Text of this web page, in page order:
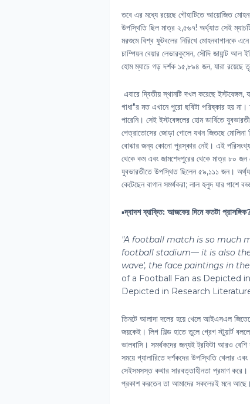
তবে এর মধ্যে রয়েছে গৌহাটিতে আয়োজিত
উপস্থিতি ছিল মাত্র ২,৫৬৭! অর্থ্যাত সেই
মরশুমে বিশ্ব ফুটবলের নিরিখে মোহনবাগানকে
চাম্পিয়ন বেয়ার লেভারকুসেন, সৌদি জায়ান্ট
হোম ম্যাচে গড় দর্শক ১৫,৮৯৪ জন, যারা রয়েছে
এবারে দ্বিতীয় স্থানটি দখল করেছে
গাধা"র মত এখানে পুরো ছবিটা পরিষ্কার হয়
পারেনি। সেই ইস্টবেঙ্গলের হোম ডার্বিতে
পেত্রাতোসের জোড়া গোলে যখন জিতছে মোলিনা
বোঝার জন্য কোনো পুরস্কার নেই। এই
থেকে কম এবং জামশেদপুরের থেকে মাত্র ৮০
যুবভারতীতে উপস্থিত ছিলেন ৫৯,১১১ জন।
কেটেছেন বাগান সমর্থকরা; লাল হলুদ যার পাশে
▪️দ্বাদশ ব্যাক্তি: আজকের দিনে কতটা
"A football match is so much
football stadium— it is also
wave', the face paintings in
of a Football Fan as Depicted
Depicted in Research
তিনটে আলাদা দলের হয়ে খেলে আইএসএল
জয়কেই। লিগ শিল্ড হাতে তুলে গ্রেগ স্টুয়ার্ট
ভালবাসি। সমর্থকদের জন্যই ট্রফিটা আরও
সময়ে গ্যালারিতে দর্শকদের উপস্থিতি খেলার
সেইসমসস্ত কথার সারবত্তাহীনতা প্রমাণ করে।
প্রকাশ করতেন তা আমাদের সকলেরই মনে আছে।